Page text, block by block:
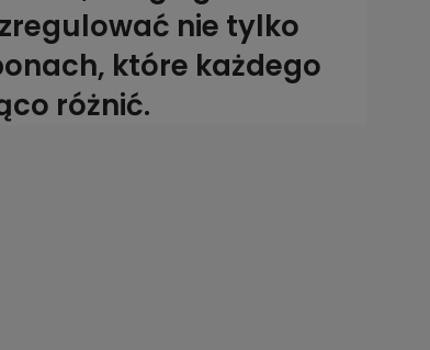
nie tylko
które każdego
różnić.